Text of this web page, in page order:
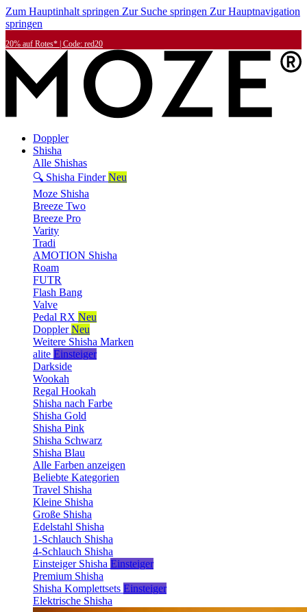
Zum Hauptinhalt springen Zur Suche springen Zur Hauptnavigation
springen
20% auf Rotes* | Code: red20
Doppler
Shisha
Alle Shishas
🔍 Shisha Finder Neu
Moze Shisha
Breeze Two
Breeze Pro
Varity
Tradi
AMOTION Shisha
Roam
FUTR
Flash Bang
Valve
Pedal RX Neu
Doppler Neu
Weitere Shisha Marken
alite Einsteiger
Darkside
Wookah
Regal Hookah
Shisha nach Farbe
Shisha Gold
Shisha Pink
Shisha Schwarz
Shisha Blau
Alle Farben anzeigen
Beliebte Kategorien
Travel Shisha
Kleine Shisha
Große Shisha
Edelstahl Shisha
1-Schlauch Shisha
4-Schlauch Shisha
Einsteiger Shisha Einsteiger
Premium Shisha
Shisha Komplettsets Einsteiger
Elektrische Shisha